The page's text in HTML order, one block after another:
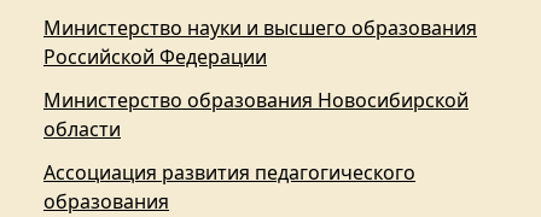
Министерство науки и высшего образования
Российской Федерации
Министерство образования Новосибирской
области
Ассоциация развития педагогического
образования